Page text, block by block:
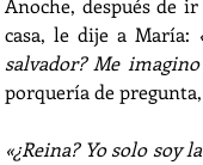
Anoche, después de
casa, le dije a María:
salvador? Me
porquería de
«¿Reina? Yo solo soy